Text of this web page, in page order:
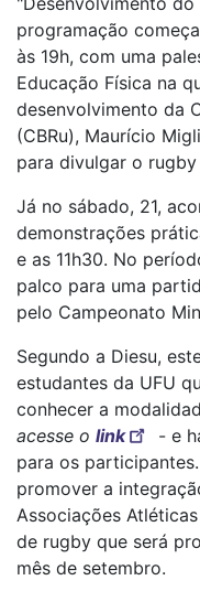
programação
às 19h, com uma
Educação Física na
desenvolvimento da
(CBRu), Maurício
para divulgar o rugby
Já no sábado, 21,
demonstrações
e as 11h30. No
palco para uma
pelo Campeonato
Segundo a Diesu,
estudantes da UFU
conhecer a
acesse o link
- e
para os
promover a
Associações
de rugby que será
mês de setembro.